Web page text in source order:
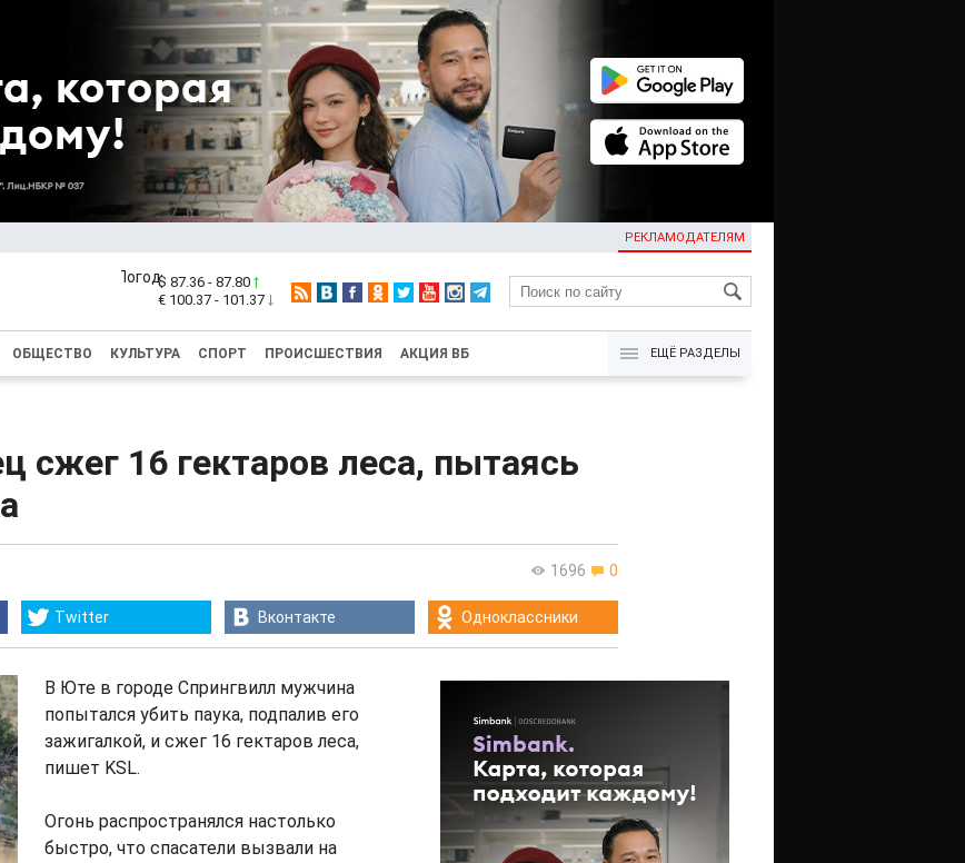
РЕКЛАМОДАТЕЛЯМ
KG
$ 87.36 - 87.80
€ 100.37 - 101.37
ОБЩЕСТВО КУЛЬТУРА СПОРТ ПРОИСШЕСТВИЯ АКЦИЯ ВБ ЕЩЁ РАЗДЕЛЫ
сжег 16 гектаров леса, пытаясь
1696 0
Twitter Вконтакте Одноклассники
В Юте в городе Спрингвилл мужчина
попытался убить паука, подпалив его
зажигалкой, и сжег 16 гектаров леса,
пишет KSL.
Огонь распространялся настолько
быстро, что спасатели вызвали на